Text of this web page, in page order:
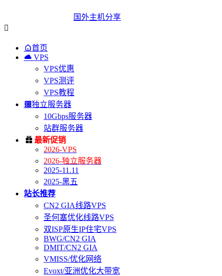
国外主机分享

首页
 VPS
VPS优惠
VPS测评
VPS教程
独立服务器
10Gbps服务器
站群服务器
 最新促销
2026-VPS
2026-独立服务器
2025-11.11
2025-黑五
站长推荐
CN2 GIA线路VPS
圣何塞优化线路VPS
双ISP原生IP住宅VPS
BWG/CN2 GIA
DMIT/CN2 GIA
VMISS/优化网络
Evoxt/亚洲优化大带宽